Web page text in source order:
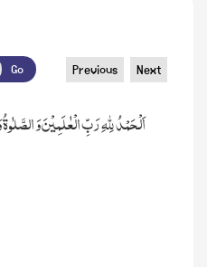
Go Previous Next
اَلْحَمْدُ لِلّٰہِ رَبِّ الْعٰلَمِیْنَ وَ